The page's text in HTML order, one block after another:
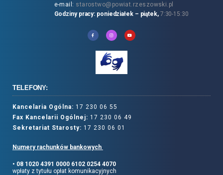
e-mail: starostwo@powiat.rzeszowski.pl
Godziny pracy: poniedziałek – piątek, 7:30-15:30
TELEFONY:
Kancelaria Ogólna: 17 230 06 55
Fax Kancelarii Ogólnej: 17 230 06 49
Sekretariat Starosty: 17 230 06 01
Numery rachunków bankowych
• 08 1020 4391 0000 6102 0254 4070
wpłaty z tytułu opłat komunikacyjnych